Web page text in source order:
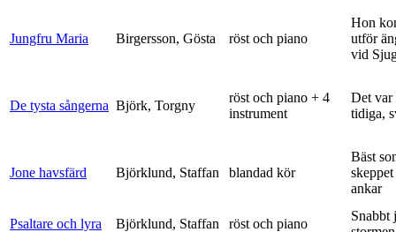
Jungfru Maria Birgersson, Gösta röst och piano
Hon
utför
vid
De tysta sångerna Björk, Torgny
röst och piano + 4
instrument
Det var
tidiga,
Jone havsfärd Björklund, Staffan blandad kör
Bäst
ankar
Psaltare och lyra Björklund, Staffan röst och piano
Snabbt